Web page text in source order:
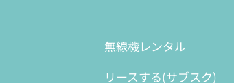
無線機レンタル
リースする(サブスク)